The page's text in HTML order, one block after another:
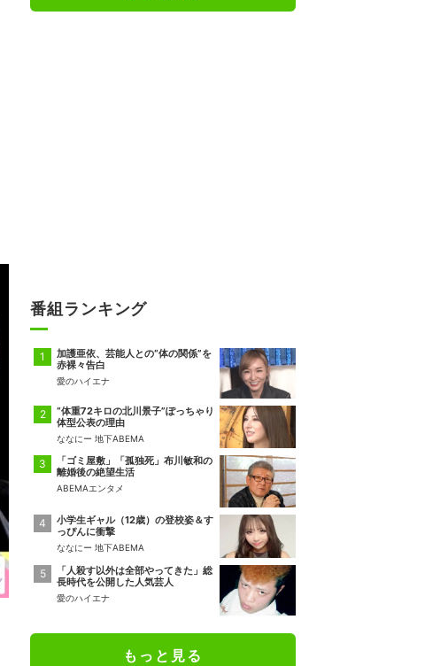
番組ランキング
加護亜依、芸能人との“体の関係”を
赤裸々告白
愛のハイエナ
“体重72キロの北川景子”ぽっちゃり
体型公表の理由
ななにー 地下ABEMA
「ゴミ屋敷」「孤独死」布川敏和の
離婚後の絶望生活
ABEMAエンタメ
小学生ギャル（12歳）の登校姿＆す
っぴんに衝撃
ななにー 地下ABEMA
「人殺す以外は全部やってきた」総
長時代を公開した人気芸人
愛のハイエナ
もっと見る